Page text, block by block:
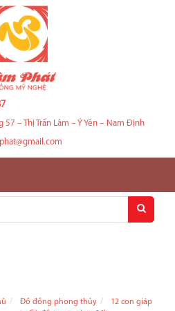
57 – Thị Trấn Lâm – Ý Yên – Nam Định
Đồ đồng phong thủy
12 con giáp